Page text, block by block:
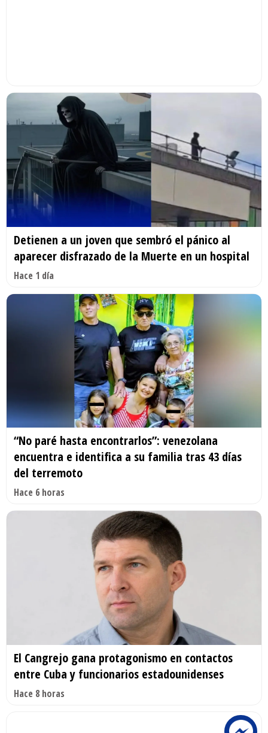
Detienen a un joven que sembró el pánico al
aparecer disfrazado de la Muerte en un hospital
Hace 1 día
“No paré hasta encontrarlos”: venezolana
encuentra e identifica a su familia tras 43 días
del terremoto
Hace 6 horas
El Cangrejo gana protagonismo en contactos
entre Cuba y funcionarios estadounidenses
Hace 8 horas